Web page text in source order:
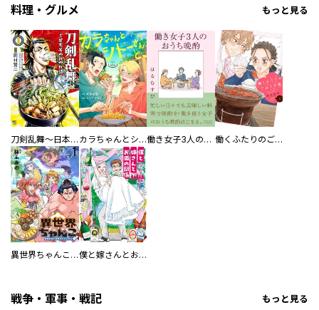
料理・グルメ もっと見る
刀剣乱舞～日本号つれづれ酒～ カラちゃんとシトーさんと、 【分冊版】 働き女子3人のおうち晩酌 働くふたりのごほうび飯
異世界ちゃんこ～横綱目前に召喚されたんだが～ 【連載版】 僕と嫁さんとお酒の関係
戦争・軍事・戦記 もっと見る